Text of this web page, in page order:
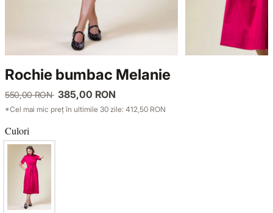
Rochie bumbac Melanie
550,00 RON 385,00 RON
*Cel mai mic preț în ultimile 30 zile: 412,50 RON
Culori
GECI ȘI PALTOANE
SACOURI ȘI JACHETE
ȚINUTE DE OCAZIE
NOUTĂȚI
GECI ȘI PALTOANE
SACOURI ȘI JACHETE
ȚINUTE DE OCAZIE
VEZI TOATE REDUCERILE
SENSE LIMITED EDITION
OFFICE MOOD